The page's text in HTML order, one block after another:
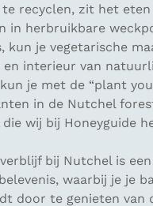
te recyclen, zit het
in herbruikbare
kun je vegetarische
interieur van
je met de “plant
in de Nutchel
wij bij Honeyguide
bij Nutchel is
waarbij je je
door te genieten van